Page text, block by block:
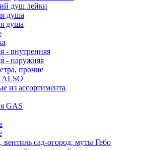
душ лейки
душа
душа
- внутренняя
- наружняя
прочие
ALSO
из ассортимента
GAS
сад-огород, муты Гебо